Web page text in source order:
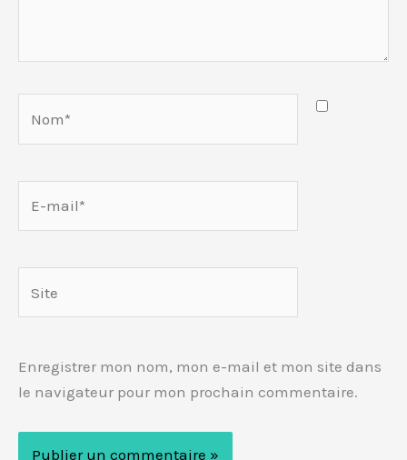
Enregistrer mon nom, mon e-mail et mon site dans
le navigateur pour mon prochain commentaire.